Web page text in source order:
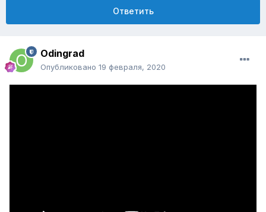
Ответить
Odingrad
Опубликовано 19 февраля, 2020